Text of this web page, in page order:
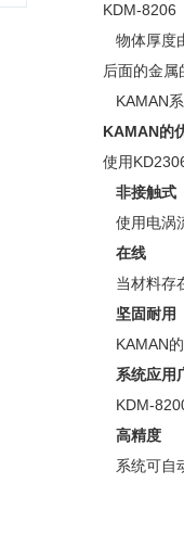
KDM-8206
物体厚度
后面的金属
KAMAN系
KAMAN的
使用
非接触式
使用电涡
在线
当材料存
坚固耐用
KAMAN
系统应用
KDM-
高精度
系统可自